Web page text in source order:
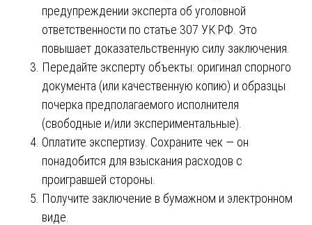
предупреждении эксперта об уголовной
ответственности по статье 307 УК РФ. Это
повышает доказательственную силу заключения.
Передайте эксперту объекты: оригинал спорного
документа (или качественную копию) и образцы
почерка предполагаемого исполнителя
(свободные и/или экспериментальные).
Оплатите экспертизу. Сохраните чек — он
понадобится для взыскания расходов с
проигравшей стороны.
Получите заключение в бумажном и электронном
виде.